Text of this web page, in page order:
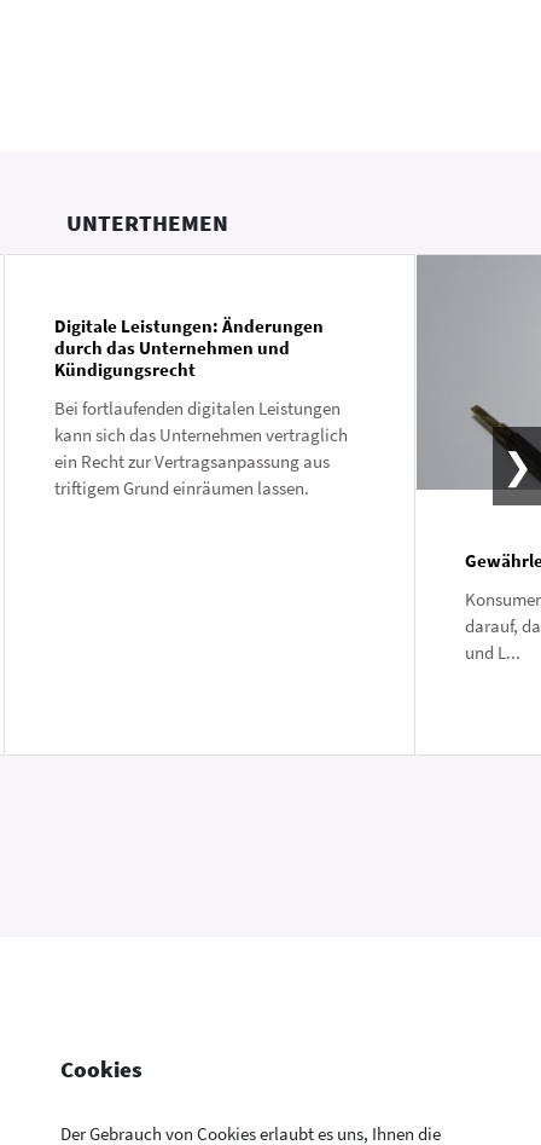
Cookies
Der Gebrauch von Cookies erlaubt es uns, Ihnen die
UNTERTHEMEN
Digitale Leistungen: Änderungen
durch das Unternehmen und
Kündigungsrecht
Bei fortlaufenden digitalen Leistungen
kann sich das Unternehmen vertraglich
ein Recht zur Vertragsanpassung aus
triftigem Grund einräumen lassen.
darauf,
und L...